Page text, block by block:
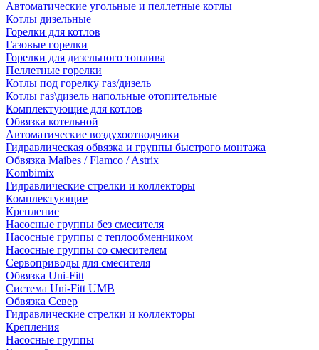
Автоматические угольные и пеллетные котлы
Котлы дизельные
Горелки для котлов
Газовые горелки
Горелки для дизельного топлива
Пеллетные горелки
Котлы под горелку газ/дизель
Котлы газ\дизель напольные отопительные
Комплектующие для котлов
Обвязка котельной
Автоматические воздухоотводчики
Гидравлическая обвязка и группы быстрого монтажа
Обвязка Maibes / Flamco / Astrix
Kombimix
Гидравлические стрелки и коллекторы
Комплектующие
Крепление
Насосные группы без смесителя
Насосные группы с теплообменником
Насосные группы со смесителем
Сервоприводы для смесителя
Обвязка Uni-Fitt
Система Uni-Fitt UMB
Обвязка Север
Гидравлические стрелки и коллекторы
Крепления
Насосные группы